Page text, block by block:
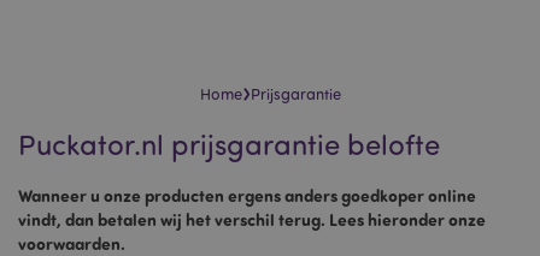
Home›Prijsgarantie
Puckator.nl prijsgarantie belofte
Wanneer u onze producten ergens anders goedkoper online
vindt, dan betalen wij het verschil terug. Lees hieronder onze
voorwaarden.